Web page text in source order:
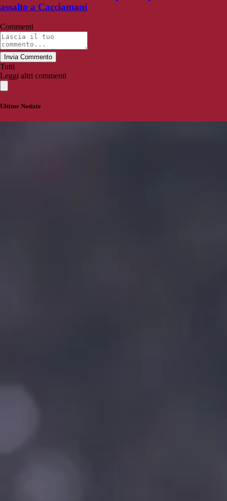
assalto a Cacciamani
Commenti
Invia Commento
Tutti
Leggi altri commenti
Ultime Notizie